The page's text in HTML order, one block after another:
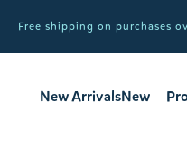
Free shipping on purchases
New ArrivalsNew